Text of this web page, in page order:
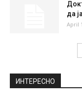
да
April
ИНТЕРЕСНО